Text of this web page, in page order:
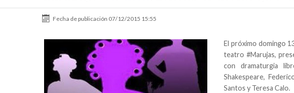
Fecha de publicación 07/12/2015 15:55
El próximo domingo
teatro #Marujas,
con dramaturgia
Shakespeare,
Santos y Teresa Calo.